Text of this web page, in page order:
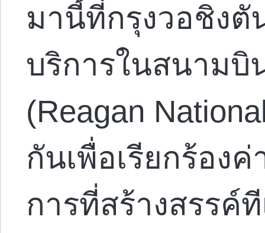
มานี้ที่กรุงวอชิง
บริการในสนามบิ
(Reagan
กันเพื่อเรียกร้อง
การที่สร้างสรรค์